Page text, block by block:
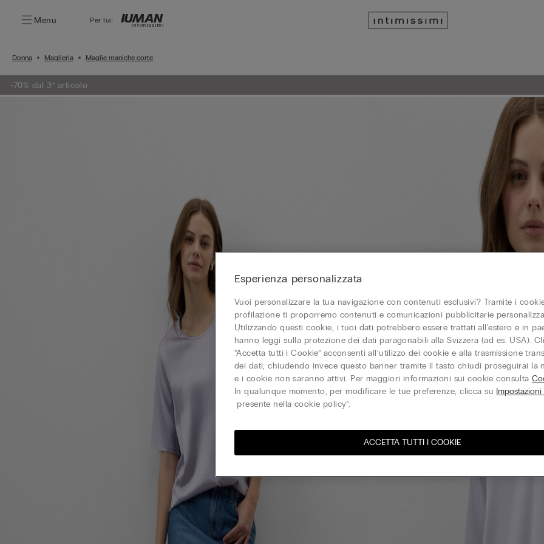
Menu Per lui:
Donna Maglieria Maglie maniche corte
-70% dal 3° articolo
Esperienza personalizzata
Vuoi personalizzare la tua navigazione con contenuti esclusivi? Tramite i
profilazione ti proporremo contenuti e comunicazioni pubblicitarie
Utilizzando questi cookie, i tuoi dati potrebbero essere trattati all'estero e in
hanno leggi sulla protezione dei dati paragonabili alla Svizzera (ad es. USA).
“Accetta tutti i Cookie” acconsenti all’utilizzo dei cookie e alla trasmissione
dei dati, chiudendo invece questo banner tramite il tasto chiudi proseguirai la
e i cookie non saranno attivi. Per maggiori informazioni sui cookie consulta
In qualunque momento, per modificare le tue preferenze, clicca su
presente nella cookie policy”.
ACCETTA TUTTI I COOKIE